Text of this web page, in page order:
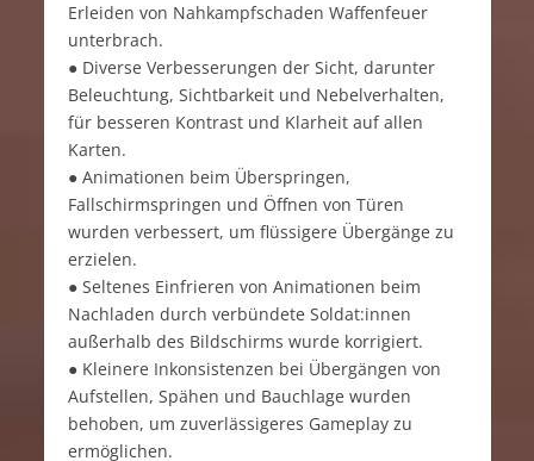
Erleiden von Nahkampfschaden Waffenfeuer
unterbrach.
● Diverse Verbesserungen der Sicht, darunter
Beleuchtung, Sichtbarkeit und Nebelverhalten,
für besseren Kontrast und Klarheit auf allen
Karten.
● Animationen beim Überspringen,
Fallschirmspringen und Öffnen von Türen
wurden verbessert, um flüssigere Übergänge zu
erzielen.
● Seltenes Einfrieren von Animationen beim
Nachladen durch verbündete Soldat:innen
außerhalb des Bildschirms wurde korrigiert.
● Kleinere Inkonsistenzen bei Übergängen von
Aufstellen, Spähen und Bauchlage wurden
behoben, um zuverlässigeres Gameplay zu
ermöglichen.